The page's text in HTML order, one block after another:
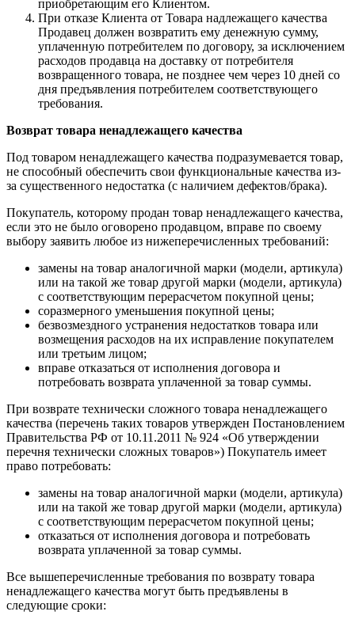
приобретающим его Клиентом.
При отказе Клиента от Товара надлежащего качества
Продавец должен возвратить ему денежную сумму,
уплаченную потребителем по договору, за исключением
расходов продавца на доставку от потребителя
возвращенного товара, не позднее чем через 10 дней со
дня предъявления потребителем соответствующего
требования.
Возврат товара ненадлежащего качества
Под товаром ненадлежащего качества подразумевается товар,
не способный обеспечить свои функциональные качества из-
за существенного недостатка (с наличием дефектов/брака).
Покупатель, которому продан товар ненадлежащего качества,
если это не было оговорено продавцом, вправе по своему
выбору заявить любое из нижеперечисленных требований:
замены на товар аналогичной марки (модели, артикула)
или на такой же товар другой марки (модели, артикула)
с соответствующим перерасчетом покупной цены;
соразмерного уменьшения покупной цены;
безвозмездного устранения недостатков товара или
возмещения расходов на их исправление покупателем
или третьим лицом;
вправе отказаться от исполнения договора и
потребовать возврата уплаченной за товар суммы.
При возврате технически сложного товара ненадлежащего
качества (перечень таких товаров утвержден Постановлением
Правительства РФ от 10.11.2011 № 924 «Об утверждении
перечня технически сложных товаров») Покупатель имеет
право потребовать:
замены на товар аналогичной марки (модели, артикула)
или на такой же товар другой марки (модели, артикула)
с соответствующим перерасчетом покупной цены;
отказаться от исполнения договора и потребовать
возврата уплаченной за товар суммы.
Все вышеперечисленные требования по возврату товара
ненадлежащего качества могут быть предъявлены в
следующие сроки: